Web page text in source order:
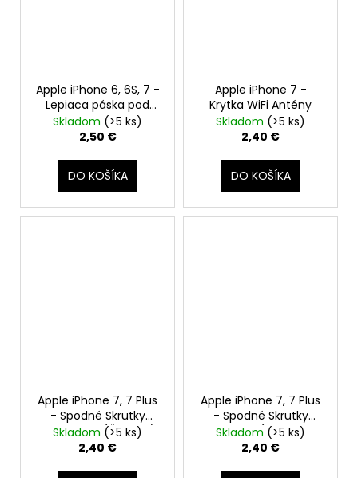
Apple iPhone 6, 6S, 7 -
Lepiaca páska pod
batériu Adhesive
Skladom (>5 ks)
2,50 €
DO KOŠÍKA
Apple iPhone 7 -
Krytka WiFi Antény
Skladom (>5 ks)
2,40 €
DO KOŠÍKA
Apple iPhone 7, 7 Plus
- Spodné Skrutky
Pentalobe (Čierne /
Jet Black, Space Gray)
Skladom (>5 ks)
2,40 €
Apple iPhone 7, 7 Plus
- Spodné Skrutky
Pentalobe (Strieborné
/ Silver)
Skladom (>5 ks)
2,40 €